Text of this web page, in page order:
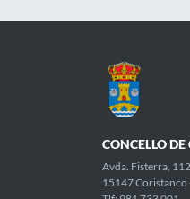
CONCELLO
Avda. Fisterra,
15147 Coristanco